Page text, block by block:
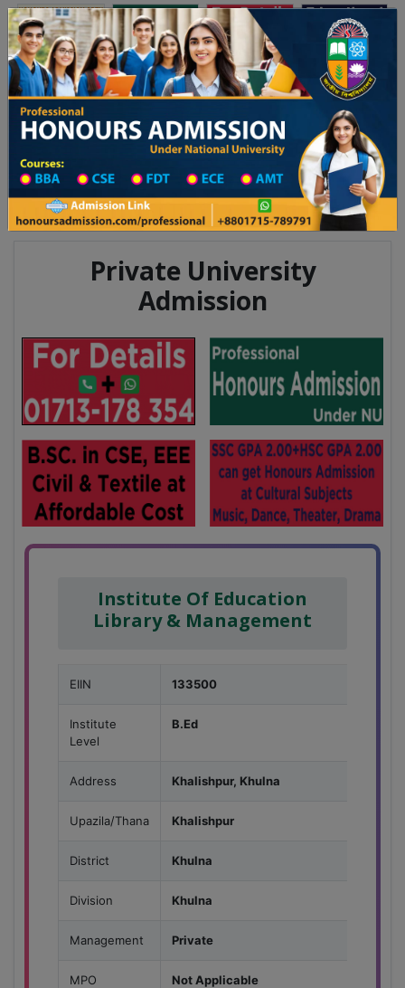
Toggle navigation অনার্স ভর্তি প্রফেশনাল অনার্স
Updates
২৬ শিক্ষাবর্ষের ১ম বর্ষের ভর্তি আবেদন বিজ্ঞপ্তি ঢাকা বিশ্ববিদ্যালয় ২০২৫-২৬ শিক্ষাবর্ষে
Teachers Training in Khulna
Teachers Training Information
Private University
Admission
Institute Of Education
Library & Management
EIIN 133500
Institute
Level
B.Ed
Address Khalishpur, Khulna
Upazila/Thana Khalishpur
District Khulna
Division Khulna
Management Private
MPO Not Applicable